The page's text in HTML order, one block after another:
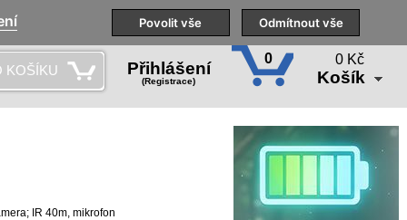
pobočky Technická podpora Školení
KOŠÍKU Přihlášení
(Registrace)
0 0 Kč
Košík
IR 40m, mikrofon
Povolit vše Odmítnout vše